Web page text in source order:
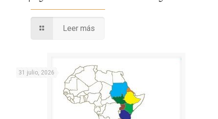
Leer más
31 julio, 2026